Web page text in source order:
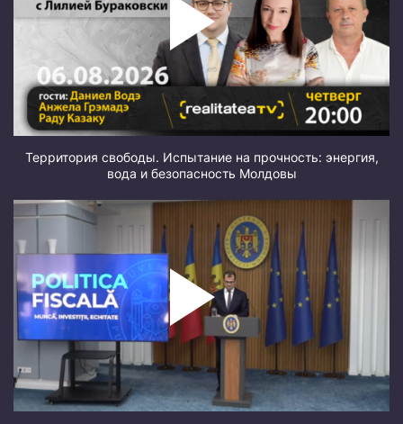
Территория свободы. Испытание на прочность: энергия,
вода и безопасность Молдовы